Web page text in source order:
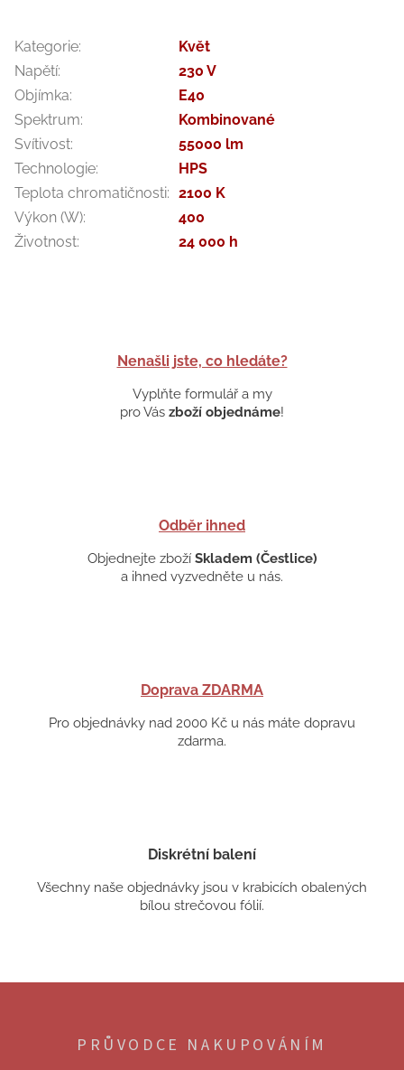
Nenašli jste, co hledáte?
Vyplňte formulář a my
pro Vás zboží objednáme!
Odběr ihned
Objednejte zboží Skladem (Čestlice)
a ihned vyzvedněte u nás.
Doprava ZDARMA
Pro objednávky nad 2000 Kč u nás máte dopravu
zdarma.
Diskrétní balení
Všechny naše objednávky jsou v krabicích obalených
bílou strečovou fólií.
Kategorie:
Květ
Napětí:
230 V
Objímka:
E40
Spektrum:
Kombinované
Svítivost:
55000 lm
Technologie:
HPS
Teplota chromatičnosti: 2100 K
Výkon (W):
400
Životnost: 24 000 h
PRŮVODCE NAKUPOVÁNÍM